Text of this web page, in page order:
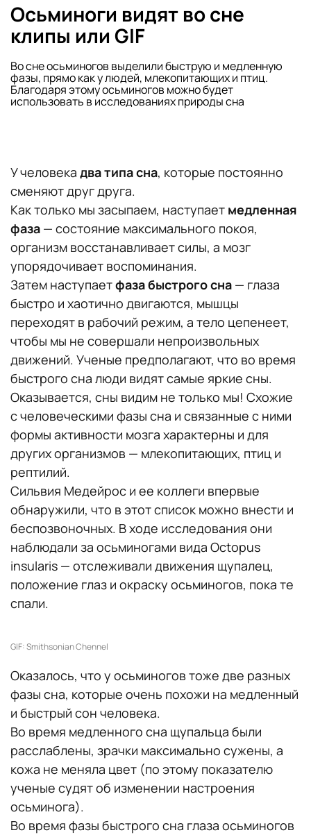
Осьминоги видят во сне
клипы или GIF
Во сне осьминогов выделили быструю и медленную
фазы, прямо как у людей, млекопитающих и птиц.
Благодаря этому осьминогов можно будет
использовать в исследованиях природы сна
У человека два типа сна, которые постоянно
сменяют друг друга.
Как только мы засыпаем, наступает медленная
фаза — состояние максимального покоя,
организм восстанавливает силы, а мозг
упорядочивает воспоминания.
Затем наступаетфаза быстрого сна — глаза
быстро и хаотично двигаются, мышцы
переходят в рабочий режим, а тело цепенеет,
чтобы мы не совершали непроизвольных
движений. Ученые предполагают, что во время
быстрого сна люди видят самые яркие сны.
Оказывается, сны видим не только мы! Схожие
с человеческими фазы сна и связанные с ними
формы активности мозга характерны и для
других организмов — млекопитающих, птиц и
рептилий.
Сильвия Медейрос и ее коллеги впервые
обнаружили, что в этот список можно внести и
беспозвоночных. В ходе исследования они
наблюдали за осьминогами вида Octopus
insularis — отслеживали движения щупалец,
положение глаз и окраску осьминогов, пока те
спали.
GIF: Smithsonian Chennel
Оказалось, что у осьминогов тоже две разных
фазы сна, которые очень похожи на медленный
и быстрый сон человека.
Во время медленного сна щупальца были
расслаблены, зрачки максимально сужены, а
кожа не меняла цвет (по этому показателю
ученые судят об изменении настроения
осьминога).
Во время фазы быстрого сна глаза осьминогов